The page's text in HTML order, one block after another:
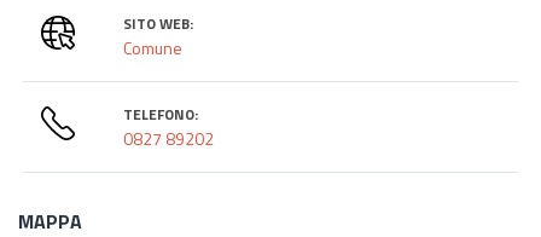
SITO WEB:
Comune
TELEFONO:
0827 89202
MAPPA